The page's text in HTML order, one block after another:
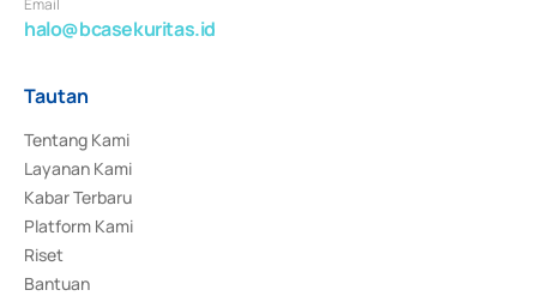
halo@bcasekuritas.id
Tautan
Tentang Kami
Layanan Kami
Kabar Terbaru
Platform Kami
Riset
Bantuan